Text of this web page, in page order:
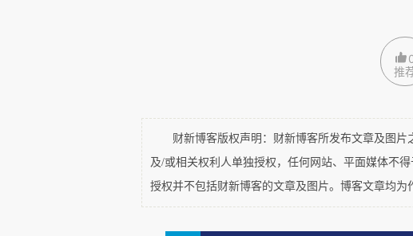
推
财新博客版权声明：财新博客所发布文章及图片
及/或相关权利人单独授权，任何网站、平面媒体不
授权并不包括财新博客的文章及图片。博客文章均为